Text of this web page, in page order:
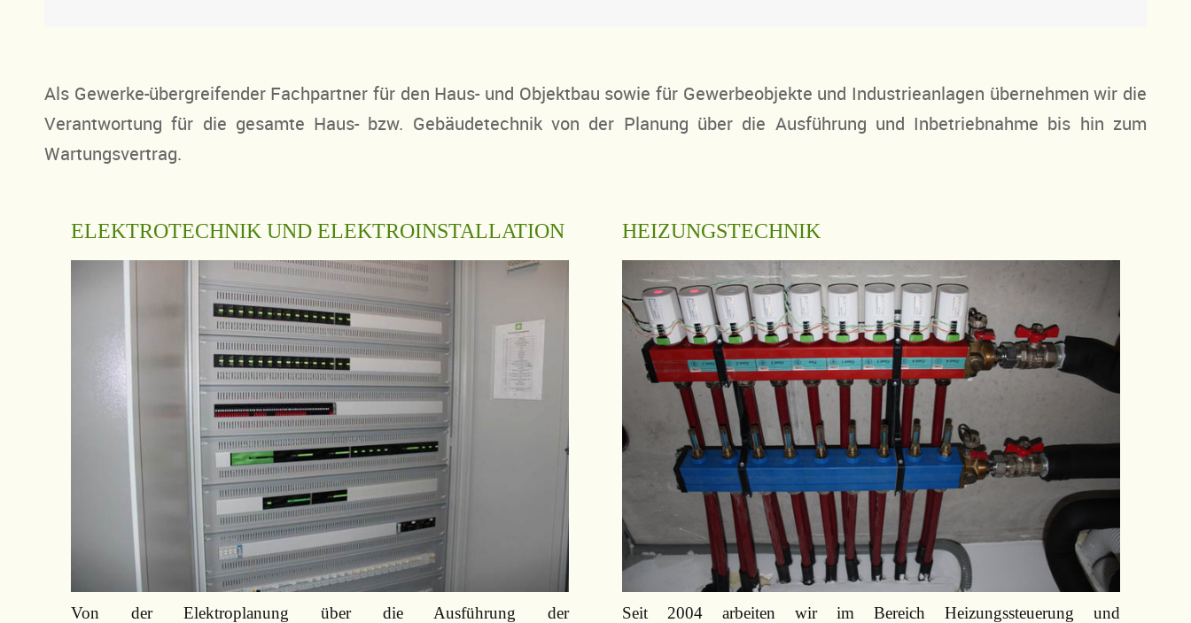
Als Gewerke-übergreifender Fachpartner für den Haus- und Objektbau sowie für Gewerbeobjekte und Industrieanlagen übernehmen wir die
Verantwortung für die gesamte Haus- bzw. Gebäudetechnik von der Planung über die Ausführung und Inbetriebnahme bis hin zum
Wartungsvertrag.
ELEKTROTECHNIK UND ELEKTROINSTALLATION
Von der Elektroplanung über die Ausführung der
HEIZUNGSTECHNIK
Seit 2004 arbeiten wir im Bereich Heizungssteuerung und